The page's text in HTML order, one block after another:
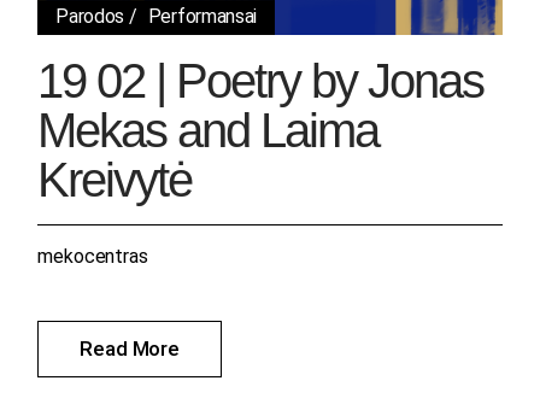
Parodos Performansai
19 02 | Poetry by Jonas
Mekas and Laima
Kreivytė
Read More
mekocentras